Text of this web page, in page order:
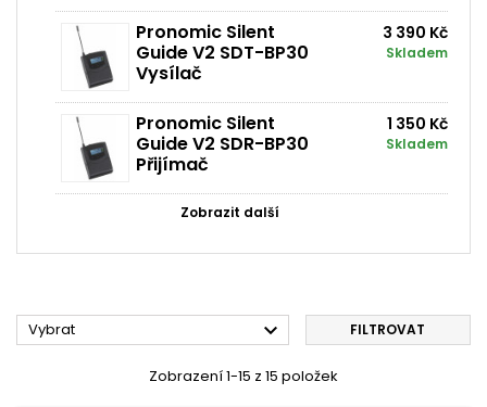
Pronomic Silent
Guide V2 SDT-BP30
Vysílač
3 390 Kč
Skladem
Pronomic Silent
Guide V2 SDR-BP30
Přijímač
1 350 Kč
Skladem
Zobrazit další
Vybrat  FILTROVAT
Zobrazení 1-15 z 15 položek